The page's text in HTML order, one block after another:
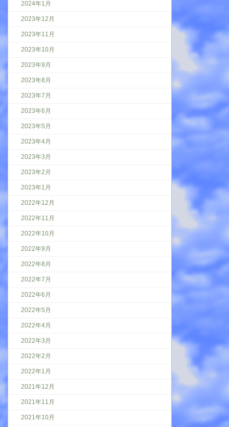
2024年1月
2023年12月
2023年11月
2023年10月
2023年9月
2023年8月
2023年7月
2023年6月
2023年5月
2023年4月
2023年3月
2023年2月
2023年1月
2022年12月
2022年11月
2022年10月
2022年9月
2022年8月
2022年7月
2022年6月
2022年5月
2022年4月
2022年3月
2022年2月
2022年1月
2021年12月
2021年11月
2021年10月